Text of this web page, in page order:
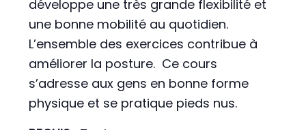
développe une très grande flexibilité et
une bonne mobilité au quotidien.
L’ensemble des exercices contribue à
améliorer la posture. Ce cours
s’adresse aux gens en bonne forme
physique et se pratique pieds nus.